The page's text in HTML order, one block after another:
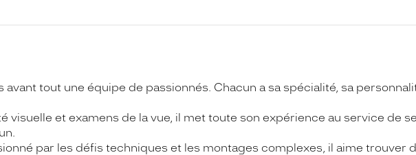
avant tout une équipe de passionnés. Chacun a sa spécialité, sa
visuelle et examens de la vue, il met toute son expérience au service de
par les défis techniques et les montages complexes, il aime trouver